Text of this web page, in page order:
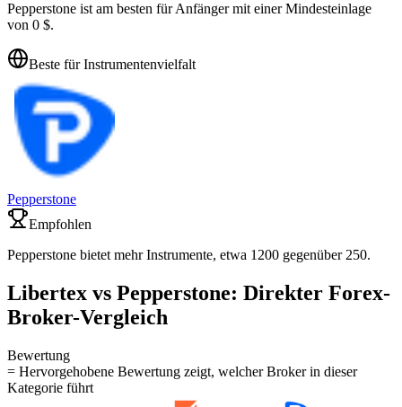
Pepperstone ist am besten für Anfänger mit einer Mindesteinlage
von 0 $.
Beste für Instrumentenvielfalt
Pepperstone
Empfohlen
Pepperstone bietet mehr Instrumente, etwa 1200 gegenüber 250.
Libertex vs Pepperstone: Direkter Forex-
Broker-Vergleich
Bewertung
= Hervorgehobene Bewertung zeigt, welcher Broker in dieser
Kategorie führt